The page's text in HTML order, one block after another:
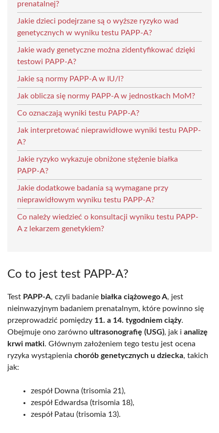
prenatalnej?
Jakie dzieci podejrzane są o wyższe ryzyko wad
genetycznych w wyniku testu PAPP-A?
Jakie wady genetyczne można zidentyfikować dzięki
testowi PAPP-A?
Jakie są normy PAPP-A w IU/l?
Jak oblicza się normy PAPP-A w jednostkach MoM?
Co oznaczają wyniki testu PAPP-A?
Jak interpretować nieprawidłowe wyniki testu PAPP-
A?
Jakie ryzyko wykazuje obniżone stężenie białka
PAPP-A?
Jakie dodatkowe badania są wymagane przy
nieprawidłowym wyniku testu PAPP-A?
Co należy wiedzieć o konsultacji wyniku testu PAPP-
A z lekarzem genetykiem?
Co to jest test PAPP-A?
Test PAPP-A, czyli badanie białka ciążowego A, jest
nieinwazyjnym badaniem prenatalnym, które powinno się
przeprowadzić pomiędzy 11. a 14. tygodniem ciąży.
Obejmuje ono zarówno ultrasonografię (USG), jak i analizę
krwi matki. Głównym założeniem tego testu jest ocena
ryzyka wystąpienia chorób genetycznych u dziecka, takich
jak:
zespół Downa (trisomia 21),
zespół Edwardsa (trisomia 18),
zespół Patau (trisomia 13).